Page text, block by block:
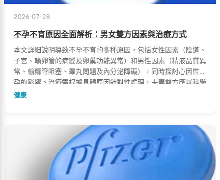
2026-07-28
不孕不育原因全面解析：男女雙方因素與治療方式
本文詳細說明導致不孕不育的多種原因，包括女性因素（陰道、
子宮、輸卵管的病變及卵巢功能異常）和男性因素（精液品質異
常、輸精管阻塞、睪丸問題及內分泌障礙），同時探討心因性不
孕的影響。治療需根據具體原因針對性處理，夫妻雙方應以科學
理性態度共同面對。
健康